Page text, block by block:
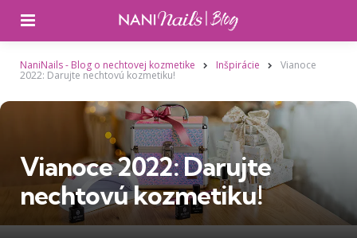
NaniNails - Blog o nechtovej kozmetike Inšpirácie Vianoce
2022: Darujte nechtovú kozmetiku!
Vianoce 2022: Darujte
nechtovú kozmetiku!